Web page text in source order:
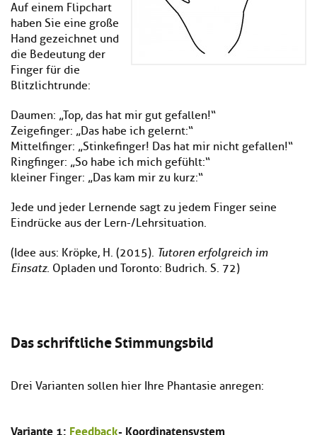
Auf einem Flipchart
haben Sie eine große
Hand gezeichnet und
die Bedeutung der
Finger für die
Blitzlichtrunde:
Daumen: „Top, das hat mir gut gefallen!“
Zeigefinger: „Das habe ich gelernt:“
Mittelfinger: „Stinkefinger! Das hat mir nicht gefallen!“
Ringfinger: „So habe ich mich gefühlt:“
kleiner Finger: „Das kam mir zu kurz:“
Jede und jeder Lernende sagt zu jedem Finger seine
Eindrücke aus der Lern-/Lehrsituation.
(Idee aus: Kröpke, H. (2015). Tutoren erfolgreich im
Einsatz. Opladen und Toronto: Budrich. S. 72)
Das schriftliche Stimmungsbild
Drei Varianten sollen hier Ihre Phantasie anregen:
Variante 1: Feedback- Koordinatensystem